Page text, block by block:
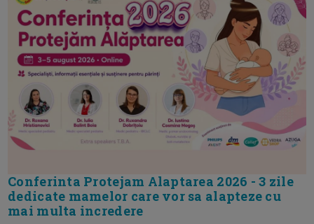
Conferinta Protejam Alaptarea 2026 - 3 zile
dedicate mamelor care vor sa alapteze cu
mai multa incredere